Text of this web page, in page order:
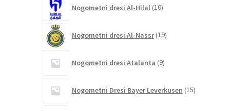
Nogometni dresi Al-Hilal 10izdelkov
Nogometni dresi Al-Nassr 19izdelkov
Nogometni dresi Atalanta 9izdelkov
Nogometni Dresi Bayer Leverkusen 15izdelkov